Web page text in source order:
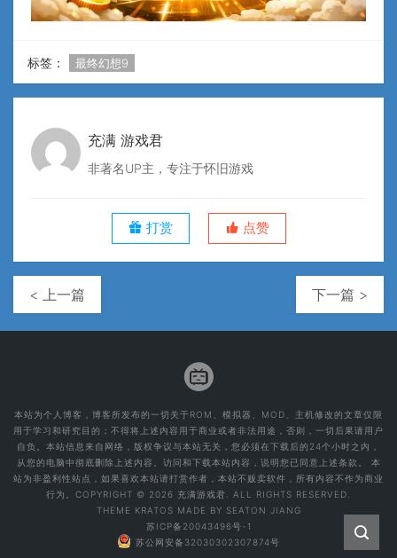
标签： 最终幻想9
充满 游戏君
非著名UP主，专注于怀旧游戏
打赏 点赞
< 上一篇 下一篇 >
本站为个人博客，博客所发布的一切关于ROM、模拟器、MOD、主机修改的文章仅限
用于学习和研究目的；不得将上述内容用于商业或者非法用途，否则，一切后果请用户
自负。本站信息来自网络，版权争议与本站无关，您必须在下载后的24个小时之内，
从您的电脑中彻底删除上述内容。访问和下载本站内容，说明您已同意上述条款。 本
站为非盈利性站点，如果喜欢本站请打赏作者，本站不贩卖软件，所有内容不作为商业
行为。COPYRIGHT © 2026 充满游戏君. ALL RIGHTS RESERVED.
THEME KRATOS MADE BY SEATON JIANG
苏ICP备20043496号-1
苏公网安备32030302307874号